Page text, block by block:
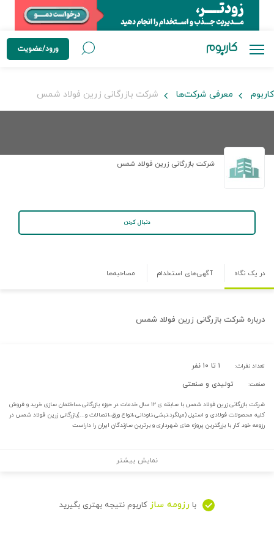
ورود/عضویت
کاربوم معرفی شرکت‌ها شرکت بازرگانی زرین فولاد شمس
شرکت بازرگانی زرین فولاد شمس
دنبال کردن
در یک نگاه آگهی‌های استخدام مصاحبه‌ها
درباره شرکت بازرگانی زرین فولاد شمس
تعداد نفرات: ۱ تا ۱۰ نفر
صنعت: تولیدی و صنعتی
شرکت بازرگانی زرین فولاد شمس با سابقه ی ۱۲ سال خدمات در حوزه بازرگانی،ساختمان سازی خرید و فروش
کلیه محصولات فولادی و استیل (میلگرد،نبشی،ناودانی،انواع ورق،اتصالات و...)بازرگانی زرین فولاد شمس در
رزومه خود کار با بزرگترین پروژه های شهرداری و برترین سازندگان ایران را داراست
نمایش بیشتر
با رزومه ساز کاربوم نتیجه بهتری بگیرید